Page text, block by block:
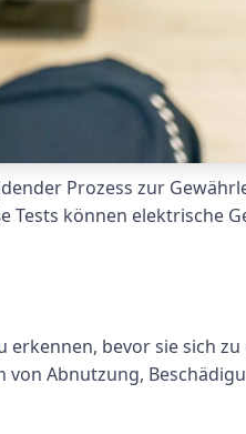
Prozess zur
können elektrische
bevor sie sich
von Abnutzung,